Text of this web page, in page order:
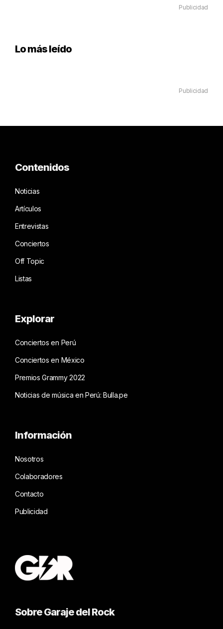
Publicidad
Lo más leído
Publicidad
Contenidos
Noticias
Artículos
Entrevistas
Conciertos
Off Topic
Listas
Explorar
Conciertos en Perú
Conciertos en México
Premios Grammy 2022
Noticias de música en Perú: Bulla.pe
Información
Nosotros
Colaboradores
Contacto
Publicidad
Sobre Garaje del Rock